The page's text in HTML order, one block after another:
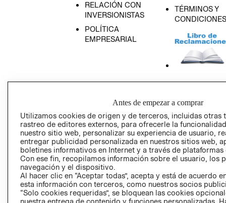
RELACIÓN CON
INVERSIONISTAS
POLÍTICA
EMPRESARIAL
TÉRMINOS Y
CONDICIONES
GIFT CARD
AVISO DE
Perú (S/)
Antes de empezar a comprar
Utilizamos cookies de origen y de terceros, incluidas otras
rastreo de editores externos, para ofrecerle la
nuestro sitio web, personalizar su experiencia de usuario,
entregar publicidad personalizada en nuestros sitios web,
boletines informativos en Internet y a través de plataformas
Con ese fin, recopilamos información sobre el usuario, los
navegación y el dispositivo.
Al hacer clic en “Aceptar todas”, acepta y está de acuerdo
esta información con terceros, como nuestros socios
“Solo cookies requeridas”, se bloquean las cookies
nuestra entrega de contenido y funciones personalizadas.